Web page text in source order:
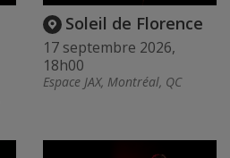
Soleil de Florence
17 septembre 2026,
18h00
Espace JAX, Montréal, QC